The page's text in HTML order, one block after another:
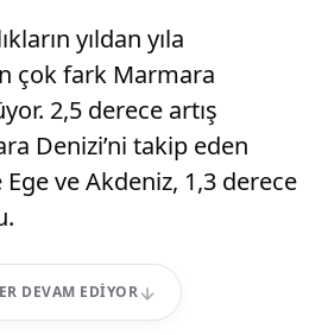
yıldan yıla
çok fark Marmara
2,5 derece artış
Denizi’ni takip eden
ve Akdeniz, 1,3 derece
DEVAM EDIYOR